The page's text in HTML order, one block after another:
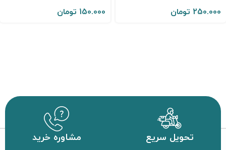
250.000 تومان 150.000 تومان
تحویل سریع مشاوره خرید